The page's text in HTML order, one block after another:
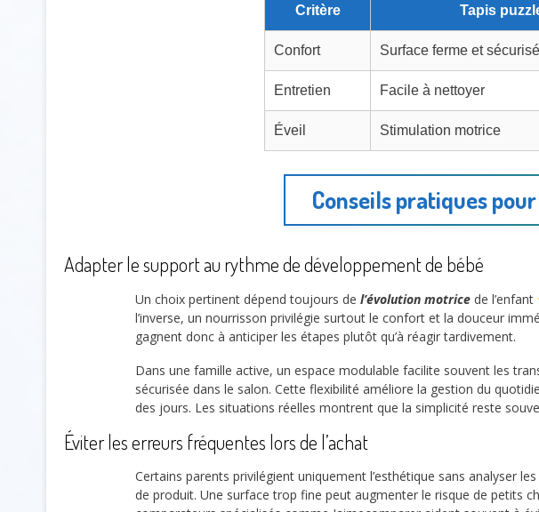
Critère Tapis
Confort Surface ferme et
Entretien Facile à nettoyer
Éveil Stimulation motrice
Conseils pratiques
Adapter le support au rythme de développement de bébé
Un choix pertinent dépend toujours de l’évolution motrice de l’enfant
l’inverse, un nourrisson privilégie surtout le confort et la douceur
gagnent donc à anticiper les étapes plutôt qu’à réagir tardivement.
Dans une famille active, un espace modulable facilite souvent les
sécurisée dans le salon. Cette flexibilité améliore la gestion du
des jours. Les situations réelles montrent que la simplicité reste
Éviter les erreurs fréquentes lors de l’achat
Certains parents privilégient uniquement l’esthétique sans analyser
de produit. Une surface trop fine peut augmenter le risque de petits